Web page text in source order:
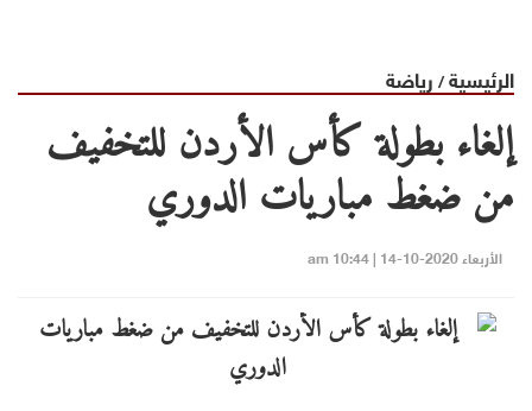
الرئيسية/ رياضة
إلغاء بطولة كأس الأردن للتخفيف
من ضغط مباريات الدوري
الأربعاء 2020-10-14 | 10:44 am